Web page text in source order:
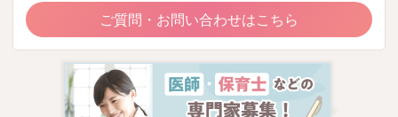
ご質問・お問い合わせはこちら